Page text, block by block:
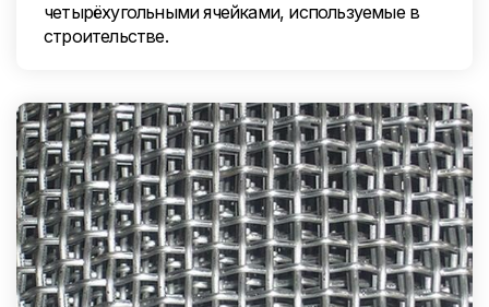
четырёхугольными ячейками, используемые в
строительстве.